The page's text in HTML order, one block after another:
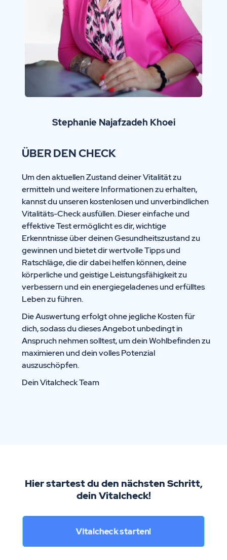
Stephanie Najafzadeh Khoei
ÜBER DEN CHECK
Um den aktuellen Zustand deiner Vitalität zu
ermitteln und weitere Informationen zu erhalten,
kannst du unseren kostenlosen und unverbindlichen
Vitalitäts-Check ausfüllen. Dieser einfache und
effektive Test ermöglicht es dir, wichtige
Erkenntnisse über deinen Gesundheitszustand zu
gewinnen und bietet dir wertvolle Tipps und
Ratschläge, die dir dabei helfen können, deine
körperliche und geistige Leistungsfähigkeit zu
verbessern und ein energiegeladenes und erfülltes
Leben zu führen.
Die Auswertung erfolgt ohne jegliche Kosten für
dich, sodass du dieses Angebot unbedingt in
Anspruch nehmen solltest, um dein Wohlbefinden zu
maximieren und dein volles Potenzial
auszuschöpfen.
Dein Vitalcheck Team
Hier startest du den nächsten Schritt,
dein Vitalcheck!
Vitalcheck starten!